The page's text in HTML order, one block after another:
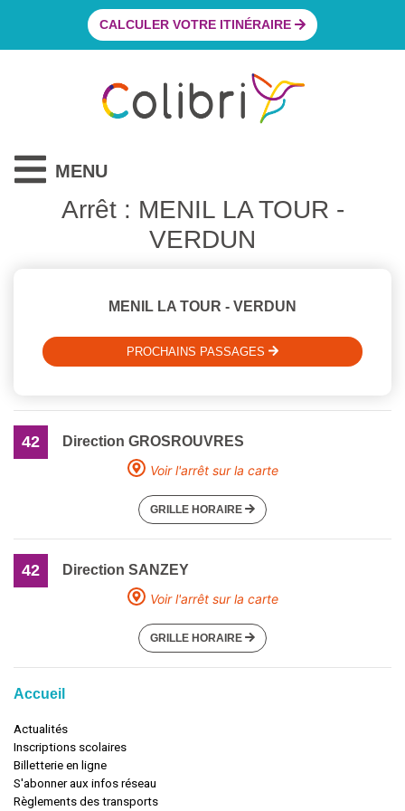
CALCULER VOTRE ITINÉRAIRE
MENU
Arrêt : MENIL LA TOUR -
VERDUN
MENIL LA TOUR - VERDUN
PROCHAINS PASSAGES
42
Direction GROSROUVRES
Voir l'arrêt sur la carte
GRILLE HORAIRE
42
Direction SANZEY
Voir l'arrêt sur la carte
GRILLE HORAIRE
Accueil
Actualités
Inscriptions scolaires
Billetterie en ligne
S'abonner aux infos réseau
Règlements des transports